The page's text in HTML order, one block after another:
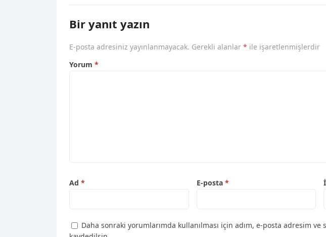
Bir yanıt yazın
E-posta adresiniz yayınlanmayacak. Gerekli alanlar * ile işaretlenmişlerdir
Yorum *
Ad * E-posta *
Daha sonraki yorumlarımda kullanılması için adım, e-posta adresim ve